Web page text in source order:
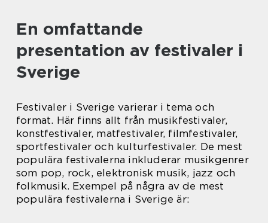
En omfattande
presentation av festivaler i
Sverige
Festivaler i Sverige varierar i tema och
format. Här finns allt från musikfestivaler,
konstfestivaler, matfestivaler, filmfestivaler,
sportfestivaler och kulturfestivaler. De mest
populära festivalerna inkluderar musikgenrer
som pop, rock, elektronisk musik, jazz och
folkmusik. Exempel på några av de mest
populära festivalerna i Sverige är: